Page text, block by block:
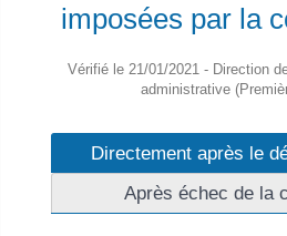
imposées par la
Vérifié le 21/01/2021 - Direction
administrative
Directement après le
Après échec de la